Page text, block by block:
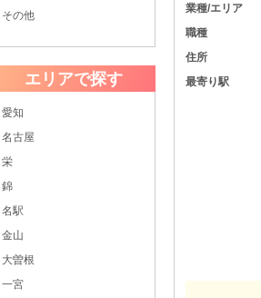
その他
エリアで探す
愛知
名古屋
栄
錦
名駅
金山
大曽根
一宮
業種/エリア
職種
住所
最寄り駅